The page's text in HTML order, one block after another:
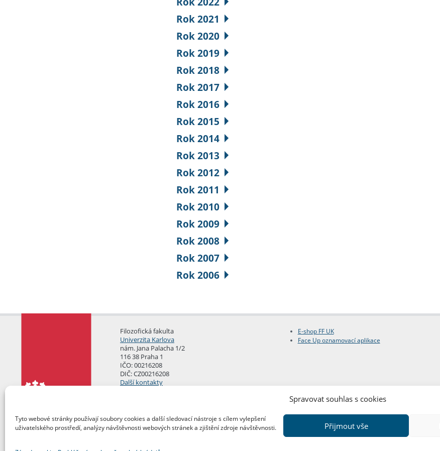
Spravovat souhlas s cookies
Tyto webové stránky používají soubory cookies a další sledovací nástroje s cílem vylepšení
uživatelského prostředí, analýzy návštěvnosti webových stránek a zjištění zdroje návštěvnosti.
Přijmout vše
Rok 2021
Rok 2020
Rok 2019
Rok 2018
Rok 2017
Rok 2016
Rok 2015
Rok 2014
Rok 2013
Rok 2012
Rok 2011
Rok 2010
Rok 2009
Rok 2008
Rok 2007
Rok 2006
Filozofická fakulta
Univerzita Karlova
nám. Jana Palacha 1/2
116 38 Praha 1
IČO: 00216208
DIČ: CZ00216208
Další kontakty
E-shop FF UK
Face Up oznamovací aplikace